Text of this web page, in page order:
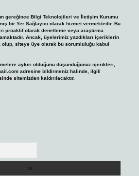
gereğince Bilgi Teknolojileri ve İletişim Kurumu
bir Yer Sağlayıcı olarak hizmet vermektedir. Bu
proaktif olarak denetleme veya araştırma
Ancak, üyelerimiz yazdıkları içeriklerin
olup, siteye üye olarak bu sorumluluğu kabul
aykırı olduğunu düşündüğünüz içerikleri,
adresine bildirmeniz halinde, ilgili
sitemizden kaldırılacaktır.